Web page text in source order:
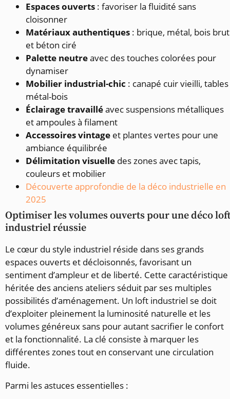
Espaces ouverts : favoriser la fluidité sans
cloisonner
Matériaux authentiques : brique, métal, bois brut
et béton ciré
Palette neutreavec des touches colorées pour
dynamiser
Mobilier industrial-chic : canapé cuir vieilli, tables
métal-bois
Éclairage travailléavec suspensions métalliques
et ampoules à filament
Accessoires vintage et plantes vertes pour une
ambiance équilibrée
Délimitation visuelle des zones avec tapis,
couleurs et mobilier
Découverte approfondie de la déco industrielle en
2025
Optimiser les volumes ouverts pour une déco loft
industriel réussie
Le cœur du style industriel réside dans ses grands
espaces ouverts et décloisonnés, favorisant un
sentiment d’ampleur et de liberté. Cette caractéristique
héritée des anciens ateliers séduit par ses multiples
possibilités d’aménagement. Un loft industriel se doit
d’exploiter pleinement la luminosité naturelle et les
volumes généreux sans pour autant sacrifier le confort
et la fonctionnalité. La clé consiste à marquer les
différentes zones tout en conservant une circulation
fluide.
Parmi les astuces essentielles :